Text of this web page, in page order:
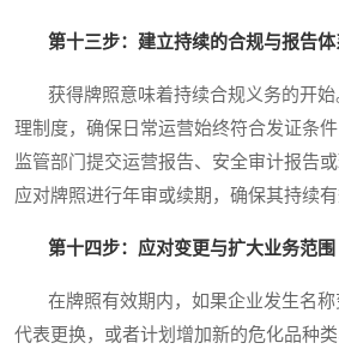
第十三步：建立持续的合规与报告体
获得牌照意味着持续合规义务的开始
理制度，确保日常运营始终符合发证条
监管部门提交运营报告、安全审计报告
应对牌照进行年审或续期，确保其持续有
第十四步：应对变更与扩大业务范围
在牌照有效期内，如果企业发生名称
代表更换，或者计划增加新的危化品种